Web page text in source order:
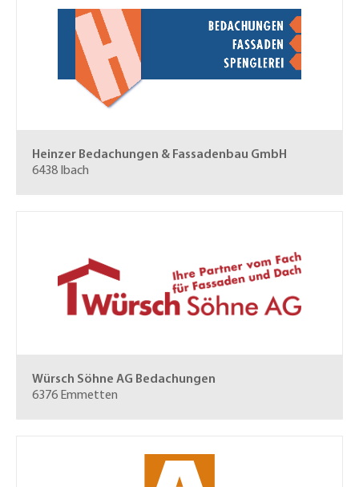
Heinzer Bedachungen & Fassadenbau GmbH
6438 Ibach
Würsch Söhne AG Bedachungen
6376 Emmetten